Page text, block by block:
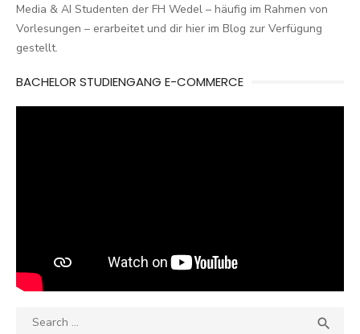
Media & AI Studenten der FH Wedel – häufig im Rahmen von
Vorlesungen – erarbeitet und dir hier im Blog zur Verfügung
gestellt.
BACHELOR STUDIENGANG E-COMMERCE
Search
